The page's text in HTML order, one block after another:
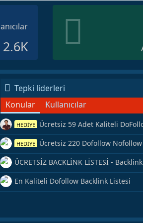
2.6K
Tepki liderleri
Konular
Kullanıcılar
HEDİYE Ücretsiz 59 Adet Kaliteli
Backlink Kaynağı Veriyorum.
HEDİYE Ücretsiz 220 Dofollow
Veriyorum
ÜCRETSİZ BACKLİNK LİSTESİ - Backlink
Hemen Yetiş!
En Kaliteli Dofollow Backlink Listesi